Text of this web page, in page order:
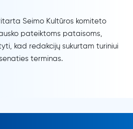
Seimo Kultūros komiteto
pateiktoms pataisoms,
kad redakcijų sukurtam turiniui
terminas.